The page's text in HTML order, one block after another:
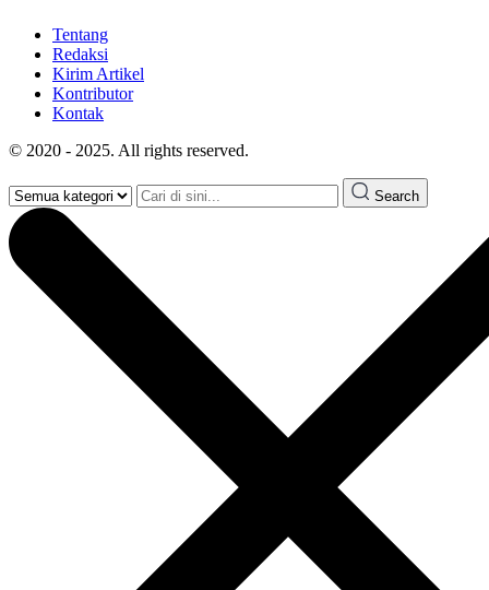
Tentang
Redaksi
Kirim Artikel
Kontributor
Kontak
© 2020 - 2025. All rights reserved.
Search